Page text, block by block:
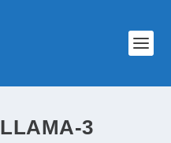
LLAMA-3